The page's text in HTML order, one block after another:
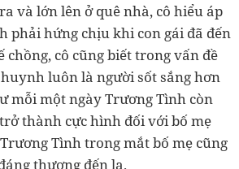
và lớn lên ở quê nhà, cô hiểu áp
phải hứng chịu khi con gái đã đến
chồng, cô cũng biết trong vấn đề
luôn là người sốt sắng hơn
mỗi một ngày Trương Tình còn
thành cực hình đối với bố mẹ
Trương Tình trong mắt bố mẹ cũng
thương đến lạ.